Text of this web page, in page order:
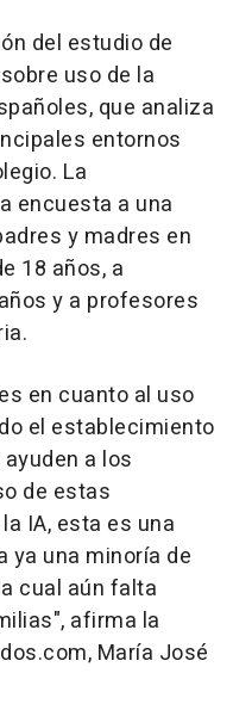
del estudio de
uso de la
que analiza
entornos
La
encuesta a una
y madres en
18 años, a
y a profesores
en cuanto al uso
el establecimiento
a los
de estas
IA, esta es una
ya una minoría de
cual aún falta
afirma la
María José